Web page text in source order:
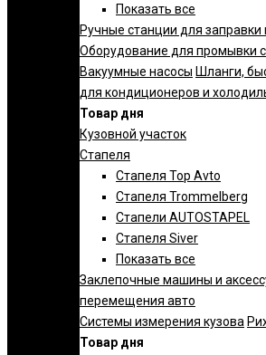
Показать все
Ручные станции для
Оборудование для промывки
Вакуумные насосы Шланги,
для кондиционеров и
Товар дня
Кузовной участок
Стапеля
Стапеля Top Avto
Стапеля Trommelberg
Стапели AUTOSTAPEL
Стапеля Siver
Показать все
Заклепочные машины и
перемещения авто
Системы измерения кузова
Товар дня